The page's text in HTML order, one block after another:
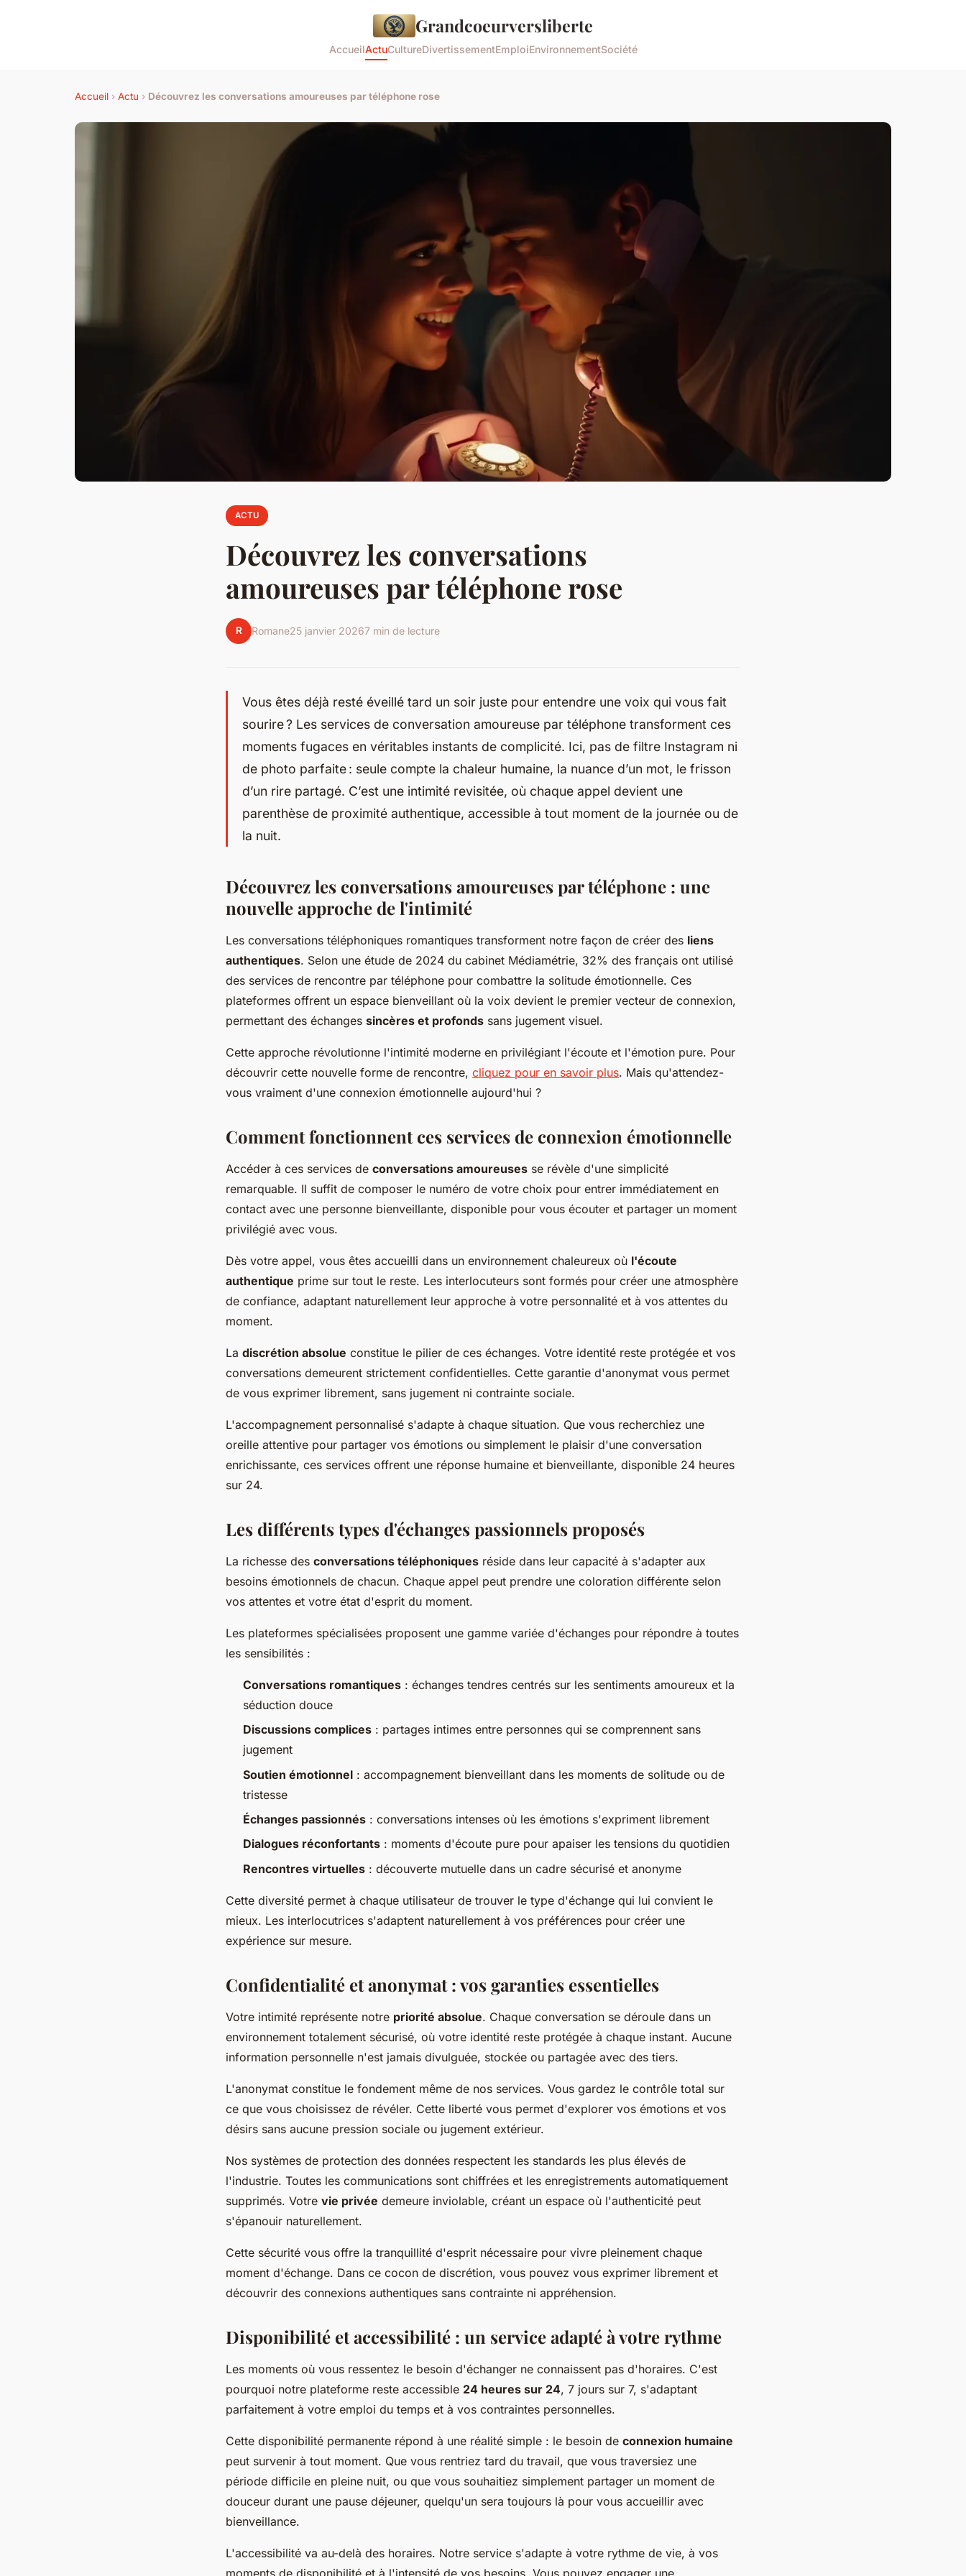
Grandcoeurversliberte
AccueilActuCultureDivertissementEmploiEnvironnementSociété
Accueil › Actu › Découvrez les conversations amoureuses par téléphone rose
ACTU
Découvrez les conversations
amoureuses par téléphone rose
R Romane25 janvier 20267 min de lecture
Vous êtes déjà resté éveillé tard un soir juste pour entendre une voix qui vous fait
sourire ? Les services de conversation amoureuse par téléphone transforment ces
moments fugaces en véritables instants de complicité. Ici, pas de filtre Instagram ni
de photo parfaite : seule compte la chaleur humaine, la nuance d’un mot, le frisson
d’un rire partagé. C’est une intimité revisitée, où chaque appel devient une
parenthèse de proximité authentique, accessible à tout moment de la journée ou de
la nuit.
Découvrez les conversations amoureuses par téléphone : une
nouvelle approche de l'intimité
Les conversations téléphoniques romantiques transforment notre façon de créer des liens
authentiques. Selon une étude de 2024 du cabinet Médiamétrie, 32% des français ont utilisé
des services de rencontre par téléphone pour combattre la solitude émotionnelle. Ces
plateformes offrent un espace bienveillant où la voix devient le premier vecteur de connexion,
permettant des échanges sincères et profonds sans jugement visuel.
Cette approche révolutionne l'intimité moderne en privilégiant l'écoute et l'émotion pure. Pour
découvrir cette nouvelle forme de rencontre, cliquez pour en savoir plus. Mais qu'attendez-
vous vraiment d'une connexion émotionnelle aujourd'hui ?
Comment fonctionnent ces services de connexion émotionnelle
Accéder à ces services de conversations amoureuses se révèle d'une simplicité
remarquable. Il suffit de composer le numéro de votre choix pour entrer immédiatement en
contact avec une personne bienveillante, disponible pour vous écouter et partager un moment
privilégié avec vous.
Dès votre appel, vous êtes accueilli dans un environnement chaleureux où l'écoute
authentique prime sur tout le reste. Les interlocuteurs sont formés pour créer une atmosphère
de confiance, adaptant naturellement leur approche à votre personnalité et à vos attentes du
moment.
La discrétion absolue constitue le pilier de ces échanges. Votre identité reste protégée et vos
conversations demeurent strictement confidentielles. Cette garantie d'anonymat vous permet
de vous exprimer librement, sans jugement ni contrainte sociale.
L'accompagnement personnalisé s'adapte à chaque situation. Que vous recherchiez une
oreille attentive pour partager vos émotions ou simplement le plaisir d'une conversation
enrichissante, ces services offrent une réponse humaine et bienveillante, disponible 24 heures
sur 24.
Les différents types d'échanges passionnels proposés
La richesse des conversations téléphoniques réside dans leur capacité à s'adapter aux
besoins émotionnels de chacun. Chaque appel peut prendre une coloration différente selon
vos attentes et votre état d'esprit du moment.
Les plateformes spécialisées proposent une gamme variée d'échanges pour répondre à toutes
les sensibilités :
Conversations romantiques : échanges tendres centrés sur les sentiments amoureux et la
séduction douce
Discussions complices : partages intimes entre personnes qui se comprennent sans
jugement
Soutien émotionnel : accompagnement bienveillant dans les moments de solitude ou de
tristesse
Échanges passionnés : conversations intenses où les émotions s'expriment librement
Dialogues réconfortants : moments d'écoute pure pour apaiser les tensions du quotidien
Rencontres virtuelles : découverte mutuelle dans un cadre sécurisé et anonyme
Cette diversité permet à chaque utilisateur de trouver le type d'échange qui lui convient le
mieux. Les interlocutrices s'adaptent naturellement à vos préférences pour créer une
expérience sur mesure.
Confidentialité et anonymat : vos garanties essentielles
Votre intimité représente notre priorité absolue. Chaque conversation se déroule dans un
environnement totalement sécurisé, où votre identité reste protégée à chaque instant. Aucune
information personnelle n'est jamais divulguée, stockée ou partagée avec des tiers.
L'anonymat constitue le fondement même de nos services. Vous gardez le contrôle total sur
ce que vous choisissez de révéler. Cette liberté vous permet d'explorer vos émotions et vos
désirs sans aucune pression sociale ou jugement extérieur.
Nos systèmes de protection des données respectent les standards les plus élevés de
l'industrie. Toutes les communications sont chiffrées et les enregistrements automatiquement
supprimés. Votre vie privée demeure inviolable, créant un espace où l'authenticité peut
s'épanouir naturellement.
Cette sécurité vous offre la tranquillité d'esprit nécessaire pour vivre pleinement chaque
moment d'échange. Dans ce cocon de discrétion, vous pouvez vous exprimer librement et
découvrir des connexions authentiques sans contrainte ni appréhension.
Disponibilité et accessibilité : un service adapté à votre rythme
Les moments où vous ressentez le besoin d'échanger ne connaissent pas d'horaires. C'est
pourquoi notre plateforme reste accessible 24 heures sur 24, 7 jours sur 7, s'adaptant
parfaitement à votre emploi du temps et à vos contraintes personnelles.
Cette disponibilité permanente répond à une réalité simple : le besoin de connexion humaine
peut survenir à tout moment. Que vous rentriez tard du travail, que vous traversiez une
période difficile en pleine nuit, ou que vous souhaitiez simplement partager un moment de
douceur durant une pause déjeuner, quelqu'un sera toujours là pour vous accueillir avec
bienveillance.
L'accessibilité va au-delà des horaires. Notre service s'adapte à votre rythme de vie, à vos
moments de disponibilité et à l'intensité de vos besoins. Vous pouvez engager une